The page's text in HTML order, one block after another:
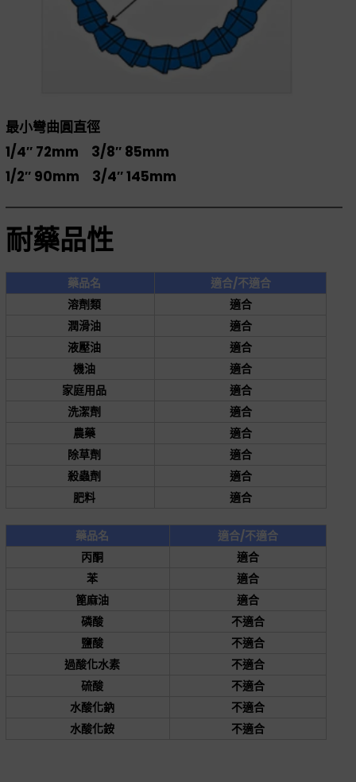
最小彎曲圓直徑
1/4″ 72mm 3/8″ 85mm
1/2″ 90mm 3/4″ 145mm
耐藥品性
藥品名
適合/不適合
溶劑類
適合
潤滑油
適合
液壓油
適合
機油
適合
家庭用品
適合
洗潔劑
適合
農藥
適合
除草劑
適合
殺蟲劑
適合
肥料
適合
藥品名
適合/不適合
丙酮
適合
苯
適合
篦麻油
適合
磷酸
不適合
鹽酸
不適合
過酸化水素
不適合
硫酸
不適合
水酸化鈉
不適合
水酸化銨
不適合